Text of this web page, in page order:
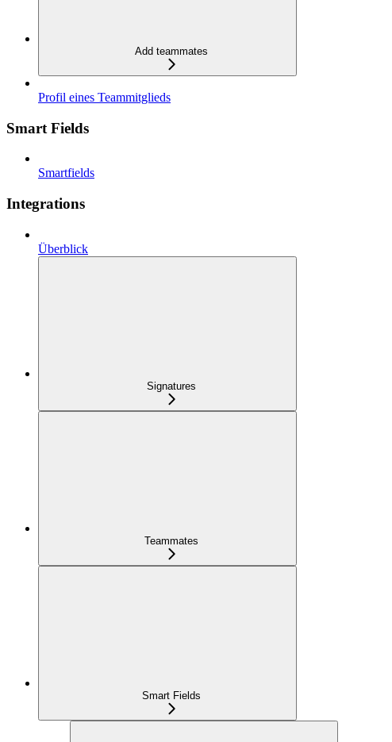
Add teammates
Profil eines Teammitglieds
Smart Fields
Smartfields
Integrations
Überblick
Signatures
Teammates
Smart Fields